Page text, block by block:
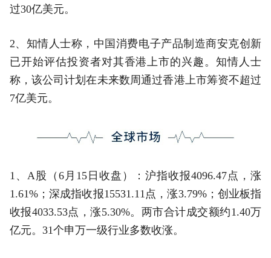
过30亿美元。
2、知情人士称，中国消费电子产品制造商安克创新
已开始评估投资者对其香港上市的兴趣。知情人士
称，该公司计划在未来数周通过香港上市筹资不超过
7亿美元。
1、A股（6月15日收盘）：沪指收报4096.47点，涨
1.61%；深成指收报15531.11点，涨3.79%；创业板指
收报4033.53点，涨5.30%。两市合计成交额约1.40万
亿元。31个申万一级行业多数收涨。